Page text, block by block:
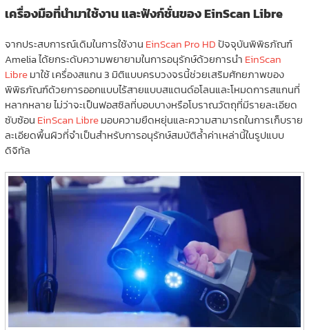
เครื่องมือที่นำมาใช้งาน และฟังก์ชั่นของ EinScan Libre
จากประสบการณ์เดิมในการใช้งาน EinScan Pro HD ปัจจุบันพิพิธภัณฑ์
Amelia ได้ยกระดับความพยายามในการอนุรักษ์ด้วยการนำ EinScan
Libreมาใช้ เครื่องสแกน 3 มิติแบบครบวงจรนี้ช่วยเสริมศักยภาพของ
พิพิธภัณฑ์ด้วยการออกแบบไร้สายแบบสแตนด์อโลนและโหมดการสแกนที่
หลากหลาย ไม่ว่าจะเป็นฟอสซิลที่บอบบางหรือโบราณวัตถุที่มีรายละเอียด
ซับซ้อน EinScan Libreมอบความยืดหยุ่นและความสามารถในการเก็บราย
ละเอียดพื้นผิวที่จำเป็นสำหรับการอนุรักษ์สมบัติล้ำค่าเหล่านี้ในรูปแบบ
ดิจิทัล